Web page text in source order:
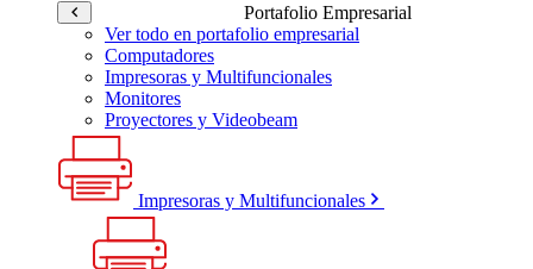
Portafolio Empresarial
Ver todo en portafolio empresarial
Computadores
Impresoras y Multifuncionales
Monitores
Proyectores y Videobeam
Impresoras y Multifuncionales